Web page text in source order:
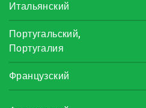
Итальянский
Португальский,
Португалия
Французский